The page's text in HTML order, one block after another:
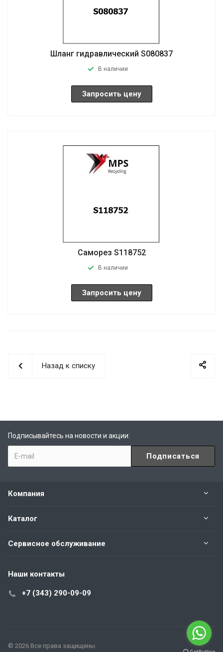
Шланг гидравлический S080837
В наличии
Запросить цену
Саморез S118752
В наличии
Запросить цену
Назад к списку
Подписывайтесь на новости и акции:
Компания
Каталог
Сервисное обслуживание
Наши контакты
+7 (343) 290-09-09
© 2026 Все права защищены.